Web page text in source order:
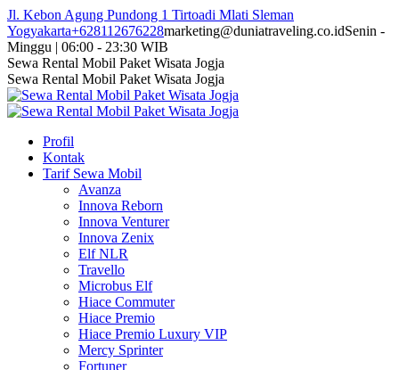
Skip
to
content
Jl. Kebon Agung Pundong 1 Tirtoadi Mlati Sleman
Yogyakarta+628112676228marketing@duniatraveling.co.idSenin -
Minggu | 06:00 - 23:30 WIB
Facebook
page
opens
in
window
Twitter
page
opens
in
window
Instagram
page
opens
in
window
YouTube
page
opens
in
window
Sewa Rental Mobil Paket Wisata Jogja
Sewa Rental Mobil Paket Wisata Jogja
Profil
Kontak
Tarif Sewa Mobil
Avanza
Innova Reborn
Innova Venturer
Innova Zenix
Elf NLR
Travello
Microbus Elf
Hiace Commuter
Hiace Premio
Hiace Premio Luxury VIP
Mercy Sprinter
Fortuner